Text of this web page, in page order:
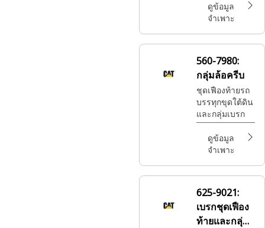
ดูข้อมูล
จำเพาะ
560-7980:
กลุ่มล้อครีบ
ชุดเฟืองท้ายรถ
บรรทุกขุดใต้ดิน
และกลุ่มเบรก
ดูข้อมูล
จำเพาะ
625-9021:
เบรกชุดเฟือง
ท้ายและกลุ่ม